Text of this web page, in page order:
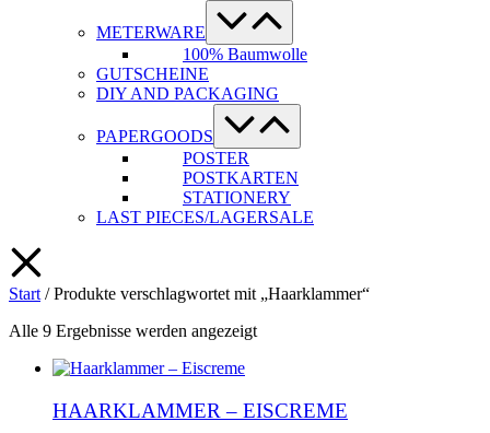
METERWARE
Menü-
Schalter
100% Baumwolle
GUTSCHEINE
DIY AND PACKAGING
PAPERGOODS
Menü-
Schalter
POSTER
POSTKARTEN
STATIONERY
LAST PIECES/LAGERSALE
Start / Produkte verschlagwortet mit „Haarklammer“
Alle 9 Ergebnisse werden angezeigtNach
HAARKLAMMER – EISCREME